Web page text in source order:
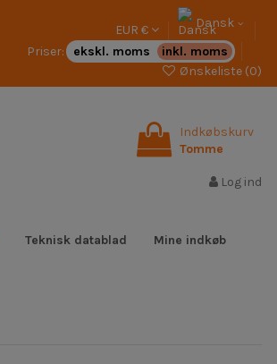
EUR €
Dansk
Priser:
ekskl. moms
inkl. moms
Ønskeliste (0)
Indkøbskurv
Tomme
Log ind
Teknisk datablad Mine indkøb